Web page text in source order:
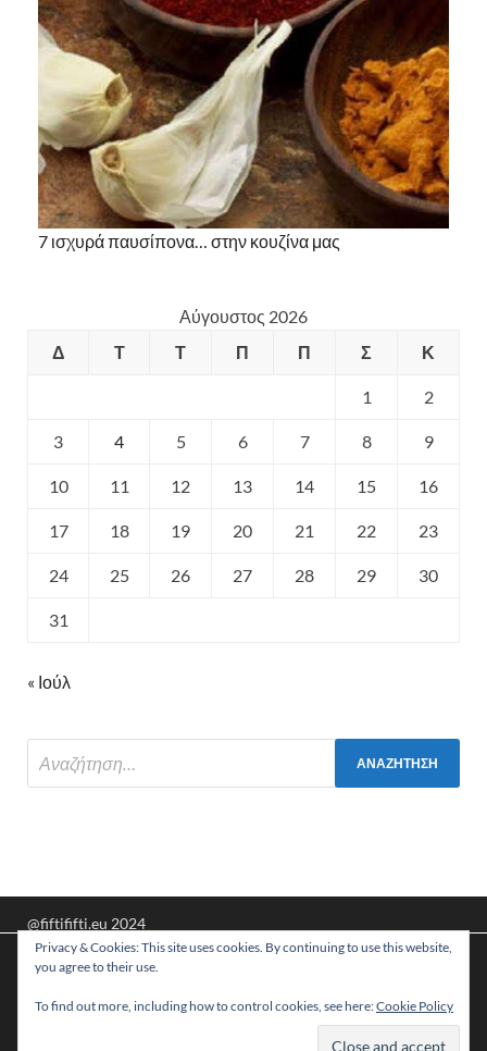
7 ισχυρά παυσίπονα… στην κουζίνα μας
Αύγουστος 2026
Δ
Τ Τ Π Π Σ Κ
1 2
3 4 5 6 7 8 9
10 11 12 13 14 15 16
17 18 19 20 21 22 23
24 25 26 27 28 29 30
31
« Ιούλ
@fiftififti.eu 2024
Υποστηρίζεται απόWordPressκαιHitMag.
Χρησιμοποιούμε cookies για να σας προσφέρουμε τη
βέλτιστη εμπειρία πλοήγησης στον ιστότοπό μας.
Μπορείτε να μάθετε ποια cookies χρησιμοποιούμε ή να τα
απενεργοποιήσετε στιςρυθμίσεις
Privacy & Cookies: This site uses cookies. By continuing to use this website,
you agree to their use.
To find out more, including how to control cookies, see here:Cookie Policy